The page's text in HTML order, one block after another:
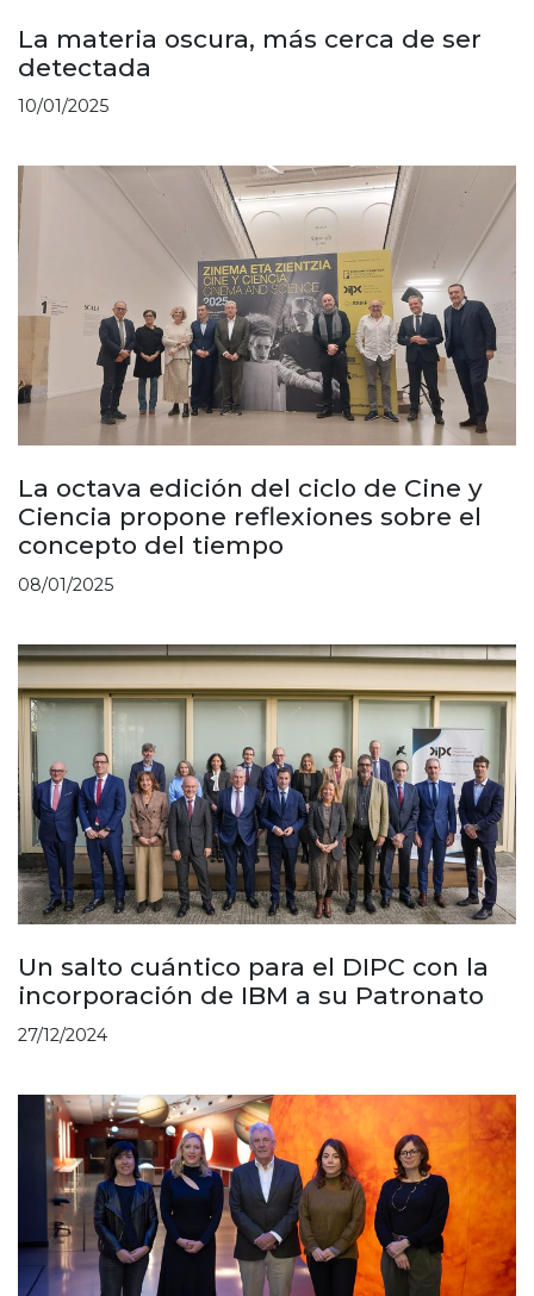
La materia oscura, más cerca de ser
detectada
10/01/2025
La octava edición del ciclo de Cine y
Ciencia propone reflexiones sobre el
concepto del tiempo
08/01/2025
Un salto cuántico para el DIPC con la
incorporación de IBM a su Patronato
27/12/2024